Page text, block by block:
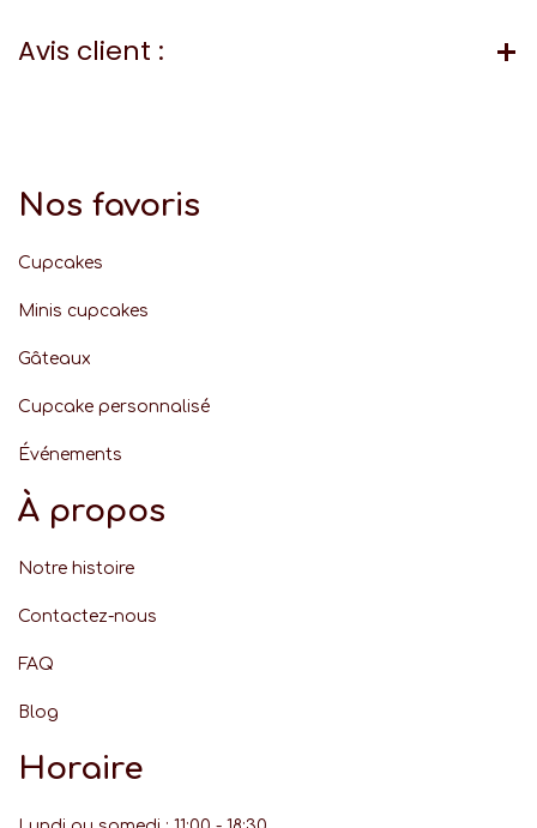
Avis client :
Nos favoris
Cupcakes
Minis cupcakes
Gâteaux
Cupcake personnalisé
Événements
À propos
Notre histoire
Contactez-nous
FAQ
Blog
Horaire